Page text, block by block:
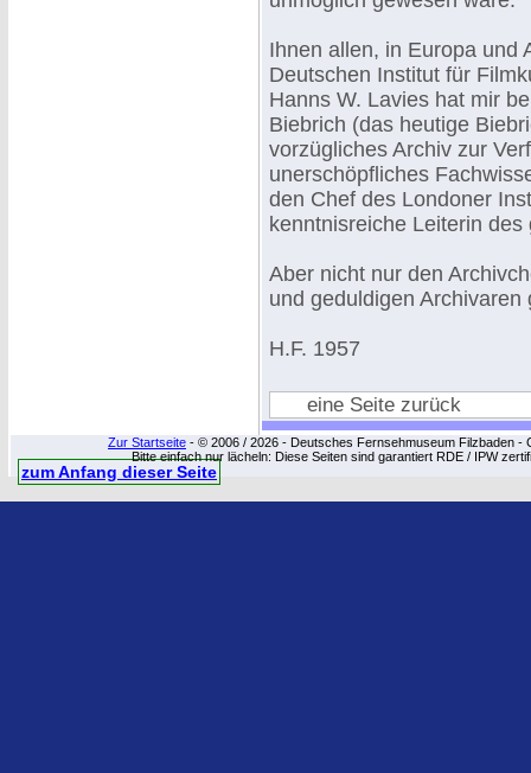
Ihnen allen, in Europa und
Deutschen Institut für
Hanns W. Lavies hat mir
Biebrich (das heutige
vorzügliches Archiv zur
unerschöpfliches
den Chef des Londoner
kenntnisreiche Leiterin
Aber nicht nur den
und geduldigen
H.F. 1957
eine Seite zurück
Zur Startseite - © 2006 / 2026 - Deutsches Fernsehmuseum Filzbaden -
Bitte einfach nur lächeln: Diese Seiten sind garantiert RDE / IPW
zum Anfang dieser Seite